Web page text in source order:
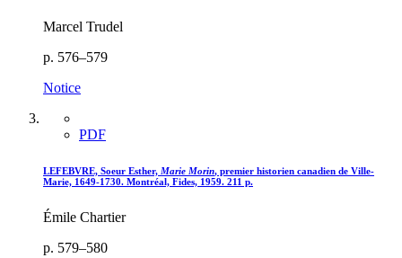
Marcel Trudel
p. 576–579
Notice
PDF
LEFEBVRE, Soeur Esther, Marie Morin, premier historien canadien de Ville-
Marie, 1649-1730. Montréal, Fides, 1959. 211 p.
Émile Chartier
p. 579–580